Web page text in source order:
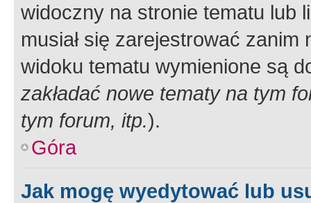
widoczny na stronie tematu lub
musiał się zarejestrować
widoku tematu wymienione są
zakładać nowe tematy na tym
tym forum, itp.).
Góra
Jak mogę wyedytować lub